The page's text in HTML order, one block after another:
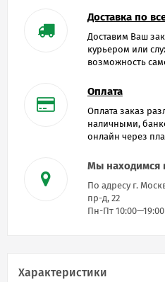
Доставка по
Доставим Ваш
курьером или
возможность
Оплата
Оплата заказ
наличными,
онлайн через
Мы находимся
По адресу г.
пр-д, 22
Пн-Пт
Характеристики